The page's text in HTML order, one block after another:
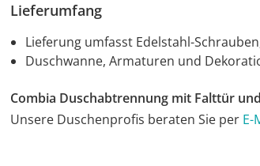
Lieferumfang
Lieferung umfasst Edelstahl-
Duschwanne, Armaturen und
Combia Duschabtrennung mit Falttür
Unsere Duschenprofis beraten Sie per E-